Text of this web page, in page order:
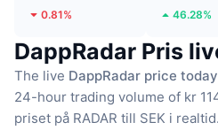
0.81% 46.28%
DappRadar Pris
The live DappRadar price today
24-hour trading volume of kr
priset på RADAR till SEK i realtid.